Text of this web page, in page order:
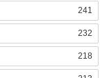
241
232
218